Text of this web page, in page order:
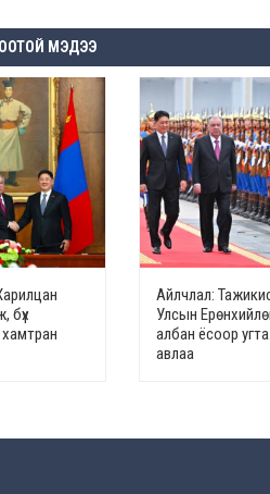
МЭДЭЭ
бүх
Айлчлал:
Улсын
албан ёсоор
авлаа